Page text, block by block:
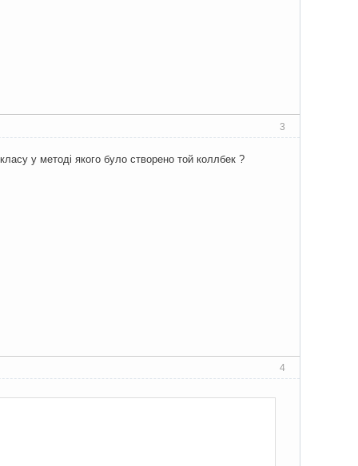
3
у методі якого було створено той коллбек ?
4